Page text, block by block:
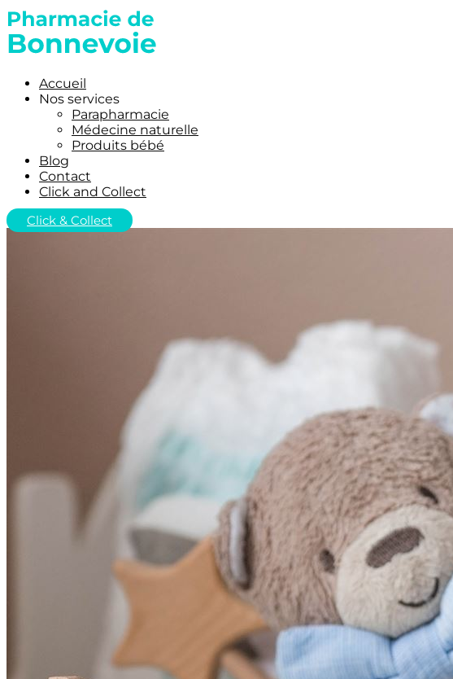
Accueil
Nos services
Parapharmacie
Médecine naturelle
Produits bébé
Blog
Contact
Click and Collect
Click & Collect